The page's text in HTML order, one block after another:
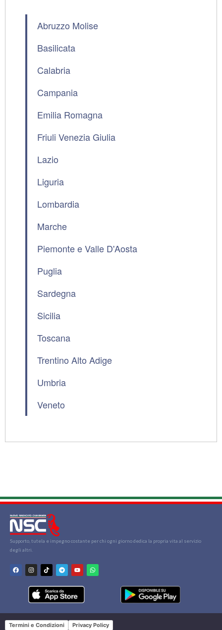
Abruzzo Molise
Basilicata
Calabria
Campania
Emilia Romagna
Friuli Venezia Giulia
Lazio
Liguria
Lombardia
Marche
Piemonte e Valle D'Aosta
Puglia
Sardegna
Sicilia
Toscana
Trentino Alto Adige
Umbria
Veneto
Supporto, tutela e impegno costante per chi ogni giorno dedica la propria vita al servizio
degli altri.
Termini e Condizioni Privacy Policy